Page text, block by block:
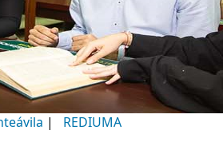
| REDIUMA